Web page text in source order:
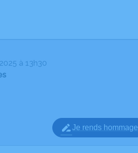
à 13h30
Je rends hommage